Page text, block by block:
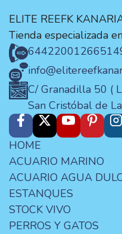
ELITE REEFK
Tienda especializada
644220012
C/ Granadilla 50 (
San Cristóbal de
HOME
ACUARIO MARINO
ACUARIO AGUA
ESTANQUES
STOCK VIVO
PERROS Y GATOS